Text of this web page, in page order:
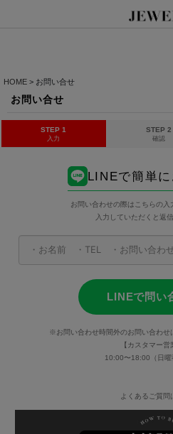
HOME > お問い合せ
お問い合せ
STEP 1
入力
STEP 2
確認
LINEで簡単
お問い合わせの際はこちらの入
入力していただくと返
LINEで問い
※お問い合わせ時間外のお問い合わ
【カスタマー営
10:00〜18:00（日曜
よくあるご質問